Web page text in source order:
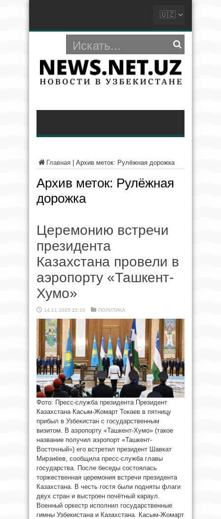
Главная Архив меток: Рулёжная дорожка
Архив меток: Рулёжная
дорожка
Церемонию встречи
президента
Казахстана провели в
аэропорту «Ташкент-
Хумо»
14.11.2025 22:10 ПОЛИТИКА
Фото: Пресс-служба президента Президент
Казахстана Касым-Жомарт Токаев в пятницу
прибыл в Узбекистан с государственным
визитом. В аэропорту «Ташкент-Хумо» (такое
название получил аэропорт «Ташкент-
Восточный») его встретил президент Шавкат
Мирзиёев, сообщила пресс-служба главы
государства. После беседы состоялась
торжественная церемония встречи президента
Казахстана. В честь гостя были подняты флаги
двух стран и выстроен почётный караул.
Военный оркестр исполнил государственные
гимны Узбекистана и Казахстана. Касым-Жомарт